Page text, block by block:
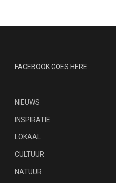
FACEBOOK GOES HERE
NIEUWS
INSPIRATIE
LOKAAL
CULTUUR
NATUUR